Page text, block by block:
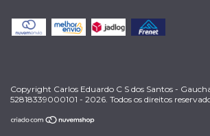
Copyright Carlos Eduardo C S dos Santos -
52818339000101 - 2026. Todos os direitos